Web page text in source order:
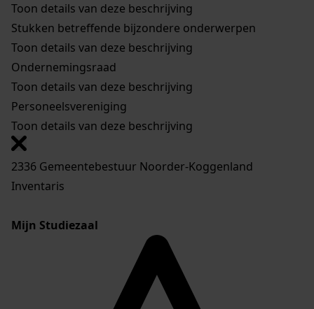
Toon details van deze beschrijving
Stukken betreffende bijzondere onderwerpen
Toon details van deze beschrijving
Ondernemingsraad
Toon details van deze beschrijving
Personeelsvereniging
Toon details van deze beschrijving
2336 Gemeentebestuur Noorder-Koggenland
Inventaris
Mijn Studiezaal